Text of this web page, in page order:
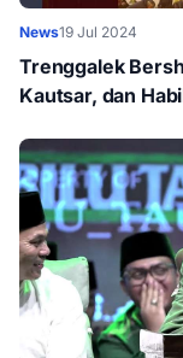
News19 Jul 2024
Trenggalek
Kautsar, dan